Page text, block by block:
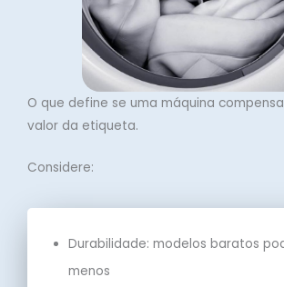
O que define se uma máquina
valor da etiqueta.
Considere:
Durabilidade: modelos baratos
menos